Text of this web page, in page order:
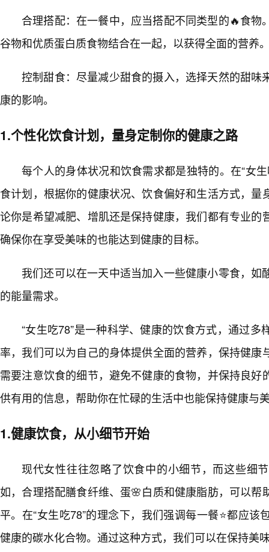
合理搭配：在一餐中，应当搭配不同类型的🔥食物
谷物和优质蛋白质食物结合在一起，以获得全面的营养
控制甜食：尽量减少甜食的摄入，选择天然的甜味
康的影响。
1.个性化饮食计划，量身定制你的健康之路
每个人的身体状况和饮食需求都是独特的。在“女
食计划，根据你的健康状况、饮食偏好和生活方式，量
论你是希望减肥、增肌还是保持健康，我们都有专业的
确保你在享受美味的也能达到健康的目标。
我们还可以在一天中适当加入一些健康小零食，如
的能量需求。
“女生吃78”是一种科学、健康的饮食方式，通过
率，我们可以为自己的身体提供全面的营养，保持健康
需要注意饮食的细节，避免不健康的食物，并保持良好
供有用的信息，帮助你在忙碌的生活中也能保持健康与
1.健康饮食，从小细节开始
现代女性往往忽略了饮食中的小细节，而这些细
如，合理搭配膳食纤维、蛋🌸白质和健康脂肪，可以帮
平。在“女生吃78”的理念下，我们强调每一餐⭐都应
健康的碳水化合物。通过这种方式，我们可以在保持美